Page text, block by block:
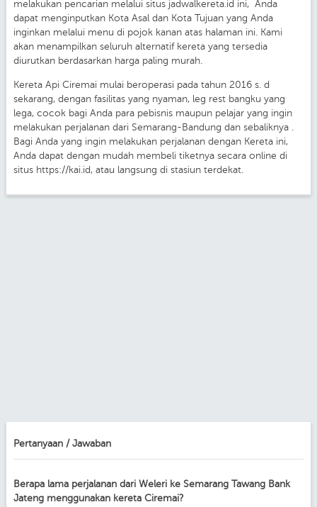
melakukan pencarian melalui situs jadwalkereta.id ini, Anda
dapat menginputkan Kota Asal dan Kota Tujuan yang Anda
inginkan melalui menu di pojok kanan atas halaman ini. Kami
akan menampilkan seluruh alternatif kereta yang tersedia
diurutkan berdasarkan harga paling murah.
Kereta Api Ciremai mulai beroperasi pada tahun 2016 s. d
sekarang, dengan fasilitas yang nyaman, leg rest bangku yang
lega, cocok bagi Anda para pebisnis maupun pelajar yang ingin
melakukan perjalanan dari Semarang-Bandung dan sebaliknya .
Bagi Anda yang ingin melakukan perjalanan dengan Kereta ini,
Anda dapat dengan mudah membeli tiketnya secara online di
situs https://kai.id, atau langsung di stasiun terdekat.
Pertanyaan / Jawaban
Berapa lama perjalanan dari Weleri ke Semarang Tawang Bank
Jateng menggunakan kereta Ciremai?